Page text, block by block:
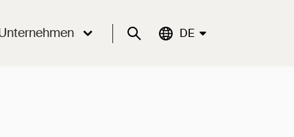
Suche Aktuelle Sprache:
DE